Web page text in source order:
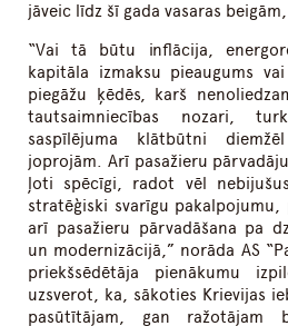
jāveic līdz šī gada vasaras
“Vai tā būtu inflācija,
kapitāla izmaksu pieaugums
piegāžu ķēdēs, karš
tautsaimniecības nozari,
saspīlējuma klātbūtni
joprojām. Arī pasažieru
ļoti spēcīgi, radot vēl
stratēģiski svarīgu pakalpojumu,
arī pasažieru pārvadāšana pa
un modernizācijā,” norāda AS
priekšsēdētāja pienākumu
uzsverot, ka, sākoties Krievijas
pasūtītājam, gan ražotājam